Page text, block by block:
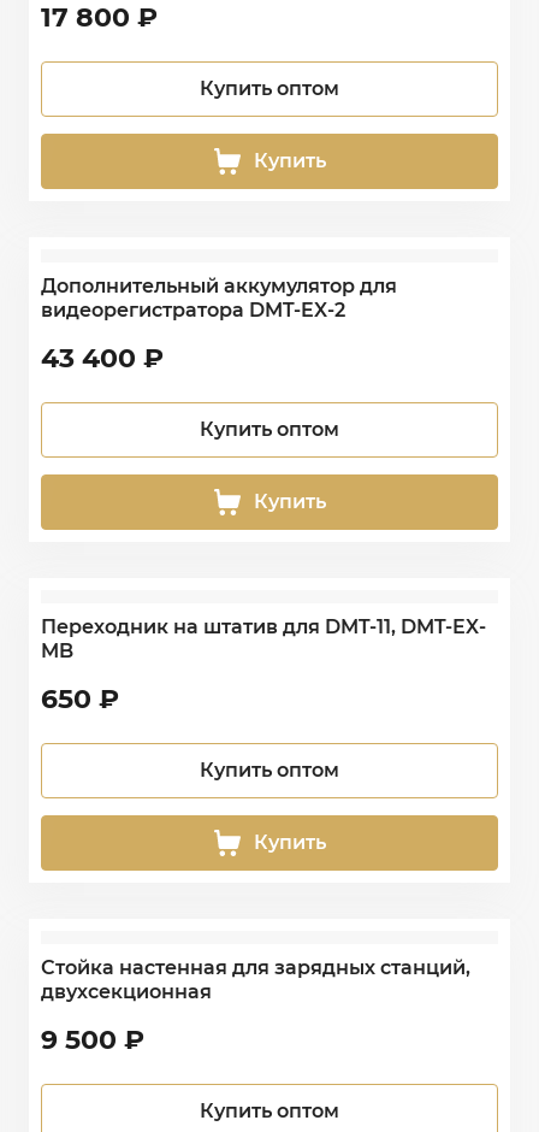
17 800 ₽
Купить оптом
Купить
Дополнительный аккумулятор для
видеорегистратора DMT-EX-2
43 400 ₽
Купить оптом
Купить
Переходник на штатив для DMT-11, DMT-EX-
MB
650 ₽
Купить оптом
Купить
Стойка настенная для зарядных станций,
двухсекционная
9 500 ₽
Купить оптом